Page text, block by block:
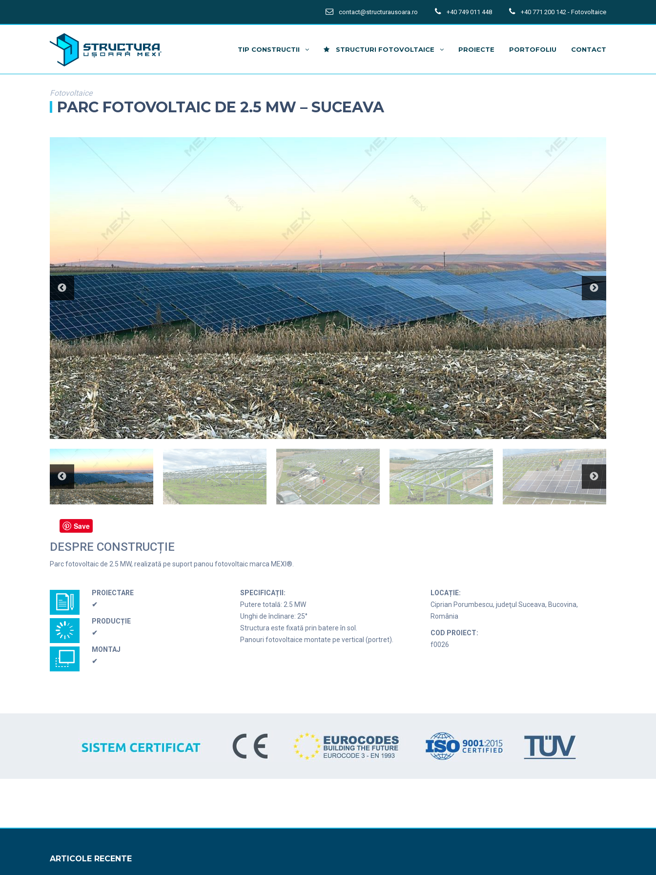
contact@structurausoara.ro +40 749 011 448 +40 771 200 142 - Fotovoltaice
TIP CONSTRUCTII STRUCTURI FOTOVOLTAICE PROIECTE PORTOFOLIU CONTACT
Fotovoltaice
PARC FOTOVOLTAIC DE 2.5 MW – SUCEAVA
Save
DESPRE CONSTRUCȚIE
Parc fotovoltaic de 2.5 MW, realizată pe suport panou fotovoltaic marca MEXI®.
PROIECTARE
✔
PRODUCȚIE
✔
MONTAJ
✔
SPECIFICAȚII:
Putere totală: 2.5 MW
Unghi de înclinare: 25°
Structura este fixată prin batere în sol.
Panouri fotovoltaice montate pe vertical (portret).
LOCAȚIE:
Ciprian Porumbescu, judeţul Suceava, Bucovina,
România
COD PROIECT:
f0026
ARTICOLE RECENTE